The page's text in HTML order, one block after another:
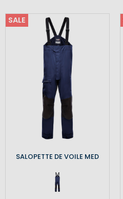
SALE
SALOPETTE DE VOILE MED